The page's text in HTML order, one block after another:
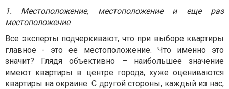
1. Местоположение, местоположение и еще раз
местоположение
Все эксперты подчеркивают, что при выборе квартиры
главное - это ее местоположение. Что именно это
значит? Глядя объективно – наибольшее значение
имеют квартиры в центре города, хуже оцениваются
квартиры на окраине. С другой стороны, каждый из нас,